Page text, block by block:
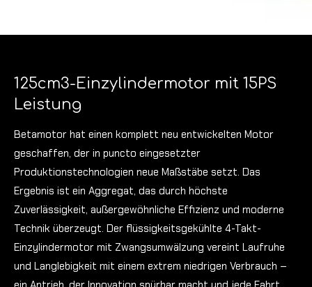
125cm3-Einzylindermotor mit 15PS
Leistung
Betamotor hat einen komplett neu entwickelten Motor
geschaffen, der in puncto eingesetzter
Produktionstechnologien neue Maßstäbe setzt. Das
Ergebnis ist ein Aggregat, das durch höchste
Zuverlässigkeit, außergewöhnliche Effizienz und moderne
Technik überzeugt. Der flüssigkeitsgekühlte 4-Takt-
Einzylindermotor mit Zwangsumwälzung vereint Laufruhe
und Langlebigkeit mit einem extrem niedrigen Verbrauch –